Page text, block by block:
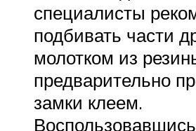
специалисты
подбивать части
молотком из
предварительно
замки клеем.